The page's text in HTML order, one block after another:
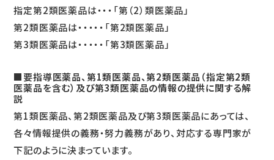
指定第2類医薬品は・・・「第（2）類医薬品」
第2類医薬品は・・・・・「第2類医薬品」
第3類医薬品は・・・・・「第3類医薬品」
■要指導医薬品、第1類医薬品、第2類医薬品（指定第2類
医薬品を含む）及び第3類医薬品の情報の提供に関する解
説
第1類医薬品、第2類医薬品及び第3類医薬品にあっては、
各々情報提供の義務・努力義務があり、対応する専門家が
下記のように決まっています。